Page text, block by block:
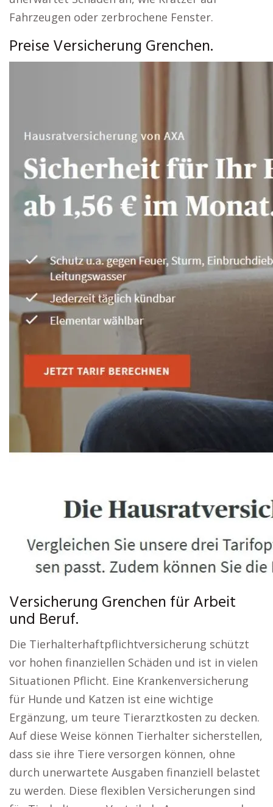
Fahrzeugen oder zerbrochene Fenster.
Preise Versicherung Grenchen.
Versicherung Grenchen für Arbeit
und Beruf.
Die Tierhalterhaftpflichtversicherung schützt
vor hohen finanziellen Schäden und ist in vielen
Situationen Pflicht. Eine Krankenversicherung
für Hunde und Katzen ist eine wichtige
Ergänzung, um teure Tierarztkosten zu decken.
Auf diese Weise können Tierhalter sicherstellen,
dass sie ihre Tiere versorgen können, ohne
durch unerwartete Ausgaben finanziell belastet
zu werden. Diese flexiblen Versicherungen sind